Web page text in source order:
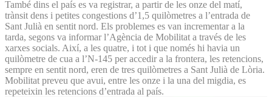
També dins el país es va registrar, a partir de les onze del matí,
trànsit dens i petites congestions d’1,5 quilòmetres a l’entrada de
Sant Julià en sentit nord. Els problemes es van incrementar a la
tarda, segons va informar l’Agència de Mobilitat a través de les
xarxes socials. Així, a les quatre, i tot i que només hi havia un
quilòmetre de cua a l’N-145 per accedir a la frontera, les retencions,
sempre en sentit nord, eren de tres quilòmetres a Sant Julià de Lòria.
Mobilitat preveu que avui, entre les onze i la una del migdia, es
repeteixin les retencions d’entrada al país.